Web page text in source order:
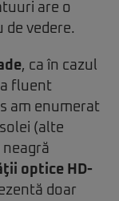
are o
de vedere.
, ca în cazul
fluent
am enumerat
(alte
optice HD-
doar